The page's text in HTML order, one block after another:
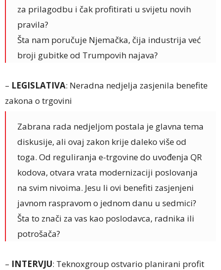
za prilagodbu i čak profitirati u svijetu novih
pravila?
Šta nam poručuje Njemačka, čija industrija već
broji gubitke od Trumpovih najava?
– LEGISLATIVA: Neradna nedjelja zasjenila benefite
zakona o trgovini
Zabrana rada nedjeljom postala je glavna tema
diskusije, ali ovaj zakon krije daleko više od
toga. Od reguliranja e-trgovine do uvođenja QR
kodova, otvara vrata modernizaciji poslovanja
na svim nivoima. Jesu li ovi benefiti zasjenjeni
javnom raspravom o jednom danu u sedmici?
Šta to znači za vas kao poslodavca, radnika ili
potrošača?
– INTERVJU: Teknoxgroup ostvario planirani profit